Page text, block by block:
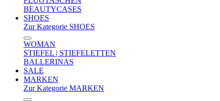
BEAUTYCASES
SHOES
Zur Kategorie SHOES
WOMAN
STIEFEL | STIEFELETTEN
BALLERINAS
SALE
MARKEN
Zur Kategorie MARKEN